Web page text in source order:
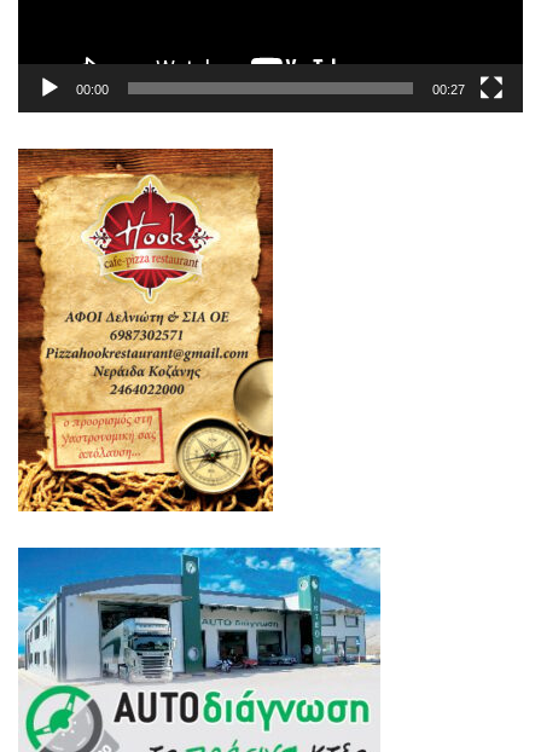
00:00 00:27